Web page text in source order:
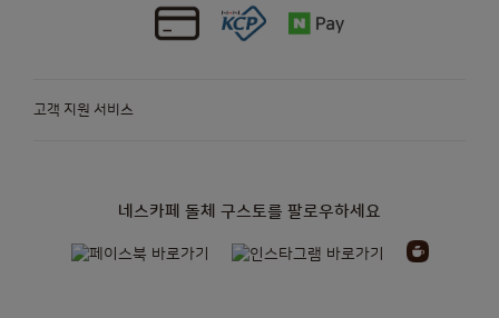
네스카페 돌체 구스토를 팔로우하세요
고객 지원 서비스